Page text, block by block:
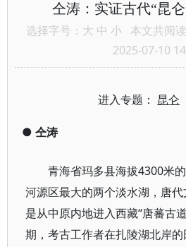
仝涛：实证古代“昆
选择字号： 大 中 小 本文共阅
2025-07-10
进入专题： 昆仑
● 仝涛
青海省玛多县海拔4300米
河源区最大的两个淡水湖，唐代
是从中原内地进入西藏“唐蕃古
期，考古工作者在扎陵湖北岸